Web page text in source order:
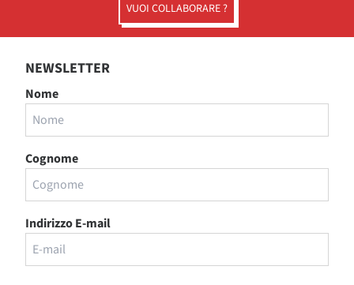
VUOI COLLABORARE ?
NEWSLETTER
Nome
Cognome
Indirizzo E-mail